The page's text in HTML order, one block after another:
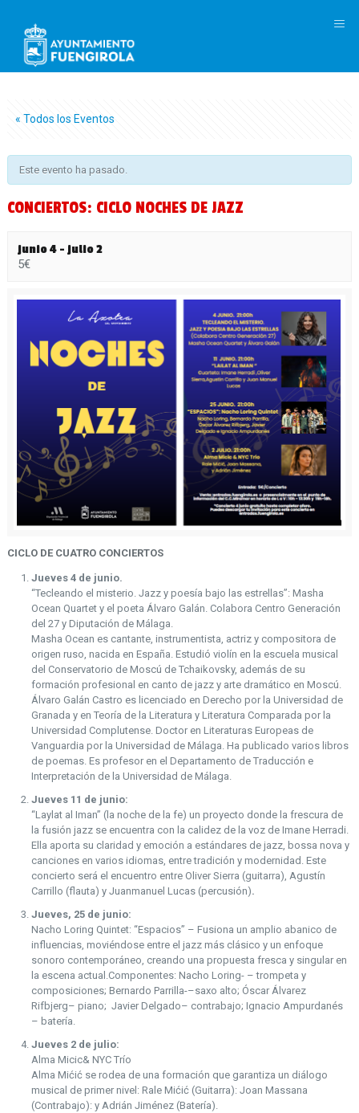
« Todos los Eventos
Este evento ha pasado.
CONCIERTOS: CICLO NOCHES DE JAZZ
junio 4 -julio 2
5€
CICLO DE CUATRO CONCIERTOS
Jueves 4 de junio.
“Tecleando el misterio. Jazz y poesía bajo las estrellas”: Masha
Ocean Quartet y el poeta Álvaro Galán. Colabora Centro Generación
del 27 y Diputación de Málaga.
Masha Ocean es cantante, instrumentista, actriz y compositora de
origen ruso, nacida en España. Estudió violín en la escuela musical
del Conservatorio de Moscú de Tchaikovsky, además de su
formación profesional en canto de jazz y arte dramático en Moscú.
Álvaro Galán Castro es licenciado en Derecho por la Universidad de
Granada y en Teoría de la Literatura y Literatura Comparada por la
Universidad Complutense. Doctor en Literaturas Europeas de
Vanguardia por la Universidad de Málaga. Ha publicado varios libros
de poemas. Es profesor en el Departamento de Traducción e
Interpretación de la Universidad de Málaga.
Jueves 11 de junio:
“Laylat al Iman” (la noche de la fe) un proyecto donde la frescura de
la fusión jazz se encuentra con la calidez de la voz de Imane Herradi.
Ella aporta su claridad y emoción a estándares de jazz, bossa nova y
canciones en varios idiomas, entre tradición y modernidad. Este
concierto será el encuentro entre Oliver Sierra (guitarra), Agustín
Carrillo (flauta) y Juanmanuel Lucas (percusión).
Jueves, 25 de junio:
Nacho Loring Quintet: “Espacios” – Fusiona un amplio abanico de
influencias, moviéndose entre el jazz más clásico y un enfoque
sonoro contemporáneo, creando una propuesta fresca y singular en
la escena actual.Componentes: Nacho Loring- – trompeta y
composiciones; Bernardo Parrilla-–saxo alto; Óscar Álvarez
Rifbjerg– piano; Javier Delgado– contrabajo; Ignacio Ampurdanés
– batería.
Jueves 2 de julio:
Alma Micic& NYC Trío
Alma Mićić se rodea de una formación que garantiza un diálogo
musical de primer nivel: Rale Mićić (Guitarra): Joan Massana
(Contrabajo): y Adrián Jiménez (Batería).